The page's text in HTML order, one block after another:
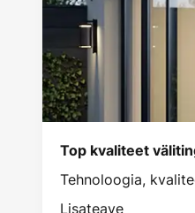
Top kvaliteet
Tehnoloogia,
Lisateave